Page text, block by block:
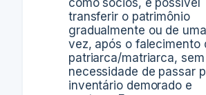
transferir o patrimônio
gradualmente ou de
vez, após o falecimento
patriarca/matriarca, sem
necessidade de passar
inventário demorado e